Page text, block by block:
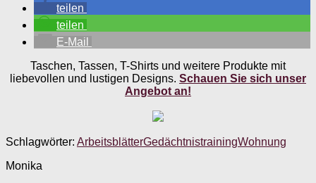
teilen
teilen
E-Mail
Taschen, Tassen, T-Shirts und weitere Produkte mit
liebevollen und lustigen Designs. Schauen Sie sich unser
Angebot an!
Schlagwörter: ArbeitsblätterGedächtnistrainingWohnung
Monika